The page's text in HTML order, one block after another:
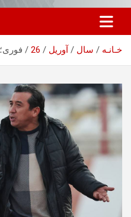
خـانـه سال آوریل 26